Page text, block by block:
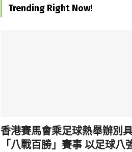
Trending Right Now!
香港賽馬會乘足球熱舉辦別
「八戰百勝」賽事 以足球八